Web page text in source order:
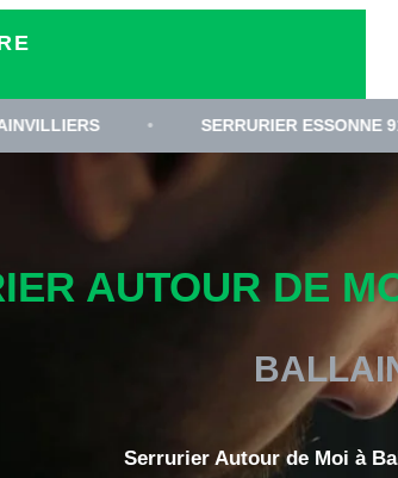
• SERRURIER ESSONNE 91 •
AUTOUR DE
Serrurier Autour de Moi à